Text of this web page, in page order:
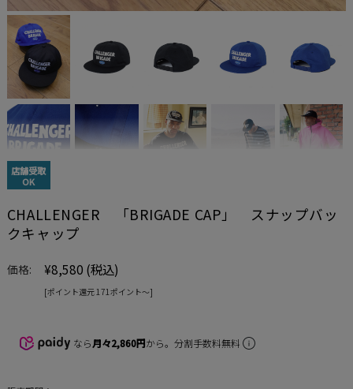
店舗受取
OK
CHALLENGER 「BRIGADE CAP」 スナップバッ
クキャップ
価格: ¥8,580 (税込)
[ポイント還元 171ポイント〜]
なら月々2,860円から。分割手数料無料